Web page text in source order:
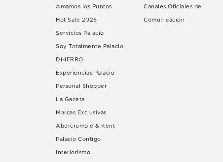
Amamos los Puntos
Hot Sale 2026
Servicios Palacio
Soy Totalmente Palacio
DHIERRO
Experiencias Palacio
Personal Shopper
La Gaceta
Marcas Exclusivas
Abercrombie & Kent
Palacio Contigo
Interiorismo
Canales Oficiales de
Comunicación